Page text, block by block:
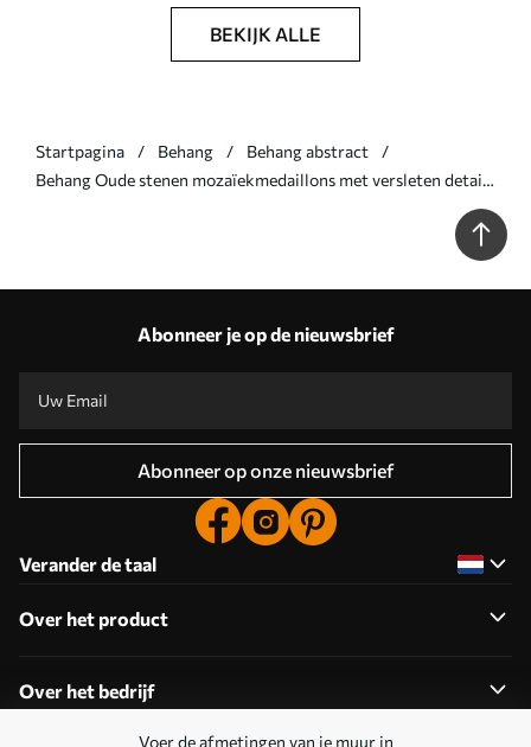
Voer de afmetingen van je muur in
BEKIJK ALLE
Startpagina Behang
Behang abstract
Behang Oude stenen mozaïekmedaillons met versleten details
Abonneer je op de nieuwsbrief
Abonneer op onze nieuwsbrief
Verander de taal
Over het product
Over het bedrijf